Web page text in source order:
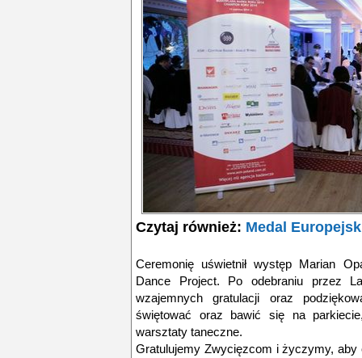
Czytaj również: Medal
Ceremonię uświetnił występ Marian
Dance Project. Po odebraniu przez
wzajemnych gratulacji oraz
świętować oraz bawić się na
warsztaty taneczne.
Gratulujemy Zwycięzcom i życzymy, aby